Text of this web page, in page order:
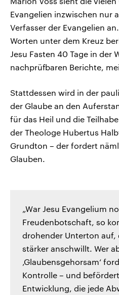
Evangelien inzwischen nur
Verfasser der Evangelien
Worten unter dem Kreuz
Jesu Fasten 40 Tage in der
nachprüfbaren Berichte,
Stattdessen wird in der
der Glaube an den
für das Heil und die
der Theologe Hubertus
Grundton – der fordert
Glauben.
„War Jesu Evangelium
Freudenbotschaft, so
drohender Unterton auf,
stärker anschwillt. Wer
‚Glaubensgehorsam‘
Kontrolle – und
Entwicklung, die jede